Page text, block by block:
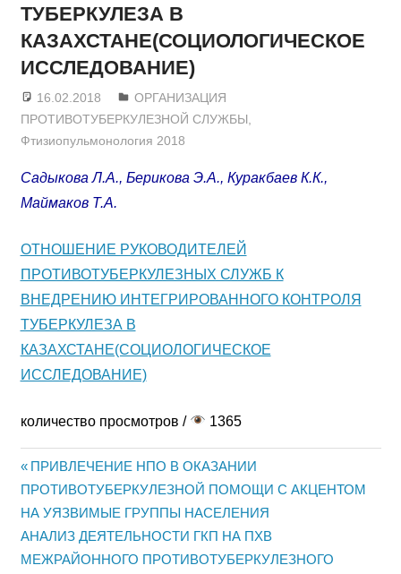
ТУБЕРКУЛЕЗА В
КАЗАХСТАНЕ(СОЦИОЛОГИЧЕСКОЕ
ИССЛЕДОВАНИЕ)
16.02.2018 admin
ОРГАНИЗАЦИЯ
ПРОТИВОТУБЕРКУЛЕЗНОЙ СЛУЖБЫ,
Фтизиопульмонология 2018
Садыкова Л.А., Берикова Э.А., Куракбаев К.К.,
Маймаков Т.А.
ОТНОШЕНИЕ РУКОВОДИТЕЛЕЙ
ПРОТИВОТУБЕРКУЛЕЗНЫХ СЛУЖБ К
ВНЕДРЕНИЮ ИНТЕГРИРОВАННОГО КОНТРОЛЯ
ТУБЕРКУЛЕЗА В
КАЗАХСТАНЕ(СОЦИОЛОГИЧЕСКОЕ
ИССЛЕДОВАНИЕ)
количество просмотров / 1365
Навигация
по
записям
Предыдущая
запись:
ПРИВЛЕЧЕНИЕ НПО В ОКАЗАНИИ
ПРОТИВОТУБЕРКУЛЕЗНОЙ ПОМОЩИ С АКЦЕНТОМ
НА УЯЗВИМЫЕ ГРУППЫ НАСЕЛЕНИЯ
Следующая
запись:
АНАЛИЗ ДЕЯТЕЛЬНОСТИ ГКП НА ПХВ
МЕЖРАЙОННОГО ПРОТИВОТУБЕРКУЛЕЗНОГО